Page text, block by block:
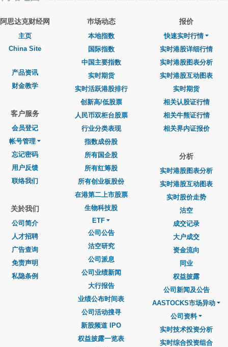
阿思达克财经网
主页
China Site
产品资讯
财金教学
客户服务
会员登记
帐号管理
忘记密码
用户反馈
联络我们
关於我们
公司简介
人才招聘
广告查询
免责声明
私隐条例
巿场动态
本地指数
国际指数
中国主要指数
实时期货
实时活跃港股排行
创新高/低股票
人民币双柜台股票
行业分类表现
指数成份股
所有国企股
所有红筹股
所有创业板股份
在港第二上市股票
生物科技股
ETF
公司公告
沽空研究
公司派息
公司业绩新闻
大行报告
业绩公布时间表
公司活动搜寻
新股频道 IPO
权益披露一览表
报价
快速实时行情
实时港股详细行情
实时港股图表分析
实时港股互动图表
实时期货
相关认股证行情
相关牛熊证行情
相关界内证报价
分析
实时港股图表分析
实时港股互动图表
实时股价走势
沽空
成交记录
大户成交
资金流向
同业
权益披露
公司新闻及公告
AASTOCKS市场异动
公司资料
实时技术投资分析
实时综合投资组合